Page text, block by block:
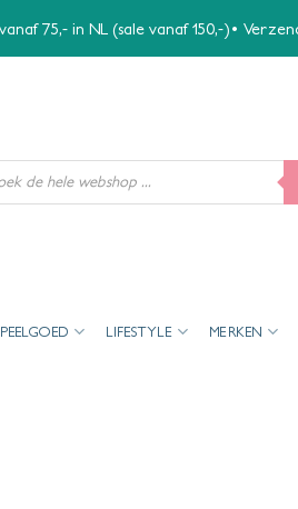
75,- in NL (sale vanaf 150,-)•
LIFESTYLE MERKEN